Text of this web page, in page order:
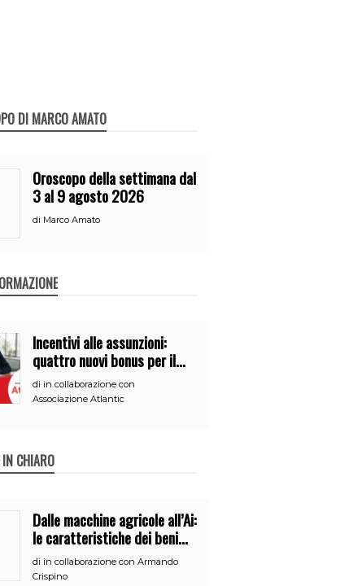
DI MARCO AMATO
Oroscopo della settimana dal
3 al 9 agosto 2026
di Marco Amato
Incentivi alle assunzioni:
quattro nuovi bonus per il
2026
di in collaborazione con
Associazione Atlantic
CHIARO
Dalle macchine agricole all’Ai:
le caratteristiche dei beni
per accedere
all’iperammortamento
di in collaborazione con Armando
Crispino